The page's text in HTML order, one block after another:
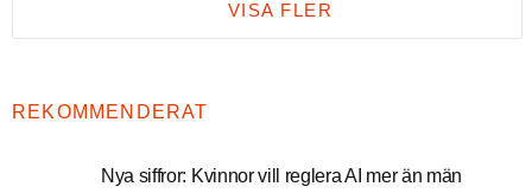
VISA FLER
REKOMMENDERAT
Nya siffror: Kvinnor vill reglera AI mer än män